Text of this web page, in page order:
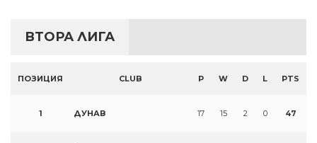
ВТОРА ЛИГА
ПОЗИЦИЯ CLUB P W D L PTS
1 ДУНАВ 17 15 2 0 47